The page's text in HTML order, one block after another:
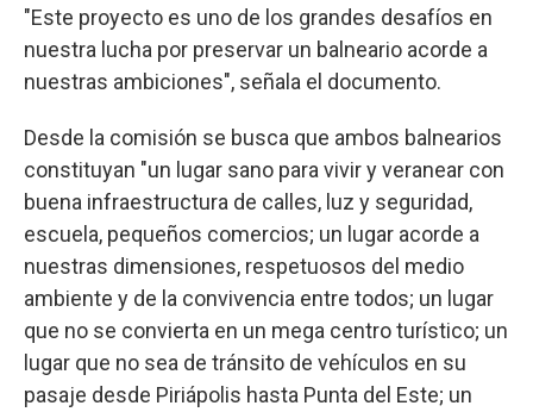
"Este proyecto es uno de los grandes desafíos en
nuestra lucha por preservar un balneario acorde a
nuestras ambiciones", señala el documento.
Desde la comisión se busca que ambos balnearios
constituyan "un lugar sano para vivir y veranear con
buena infraestructura de calles, luz y seguridad,
escuela, pequeños comercios; un lugar acorde a
nuestras dimensiones, respetuosos del medio
ambiente y de la convivencia entre todos; un lugar
que no se convierta en un mega centro turístico; un
lugar que no sea de tránsito de vehículos en su
pasaje desde Piriápolis hasta Punta del Este; un